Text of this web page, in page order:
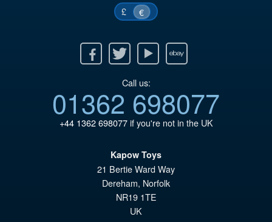
£ €
Twitter Youtube Ebay
Call us:
01362 698077
+44 1362 698077if you're not in the UK
Kapow Toys
21 Bertie Ward Way
Dereham, Norfolk
NR19 1TE
UK